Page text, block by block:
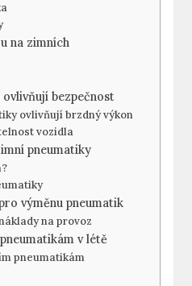
na zimních
bezpečnost
ovlivňují brzdný výkon
vozidla
pneumatiky
výměnu pneumatik
na provoz
v létě
pneumatikám